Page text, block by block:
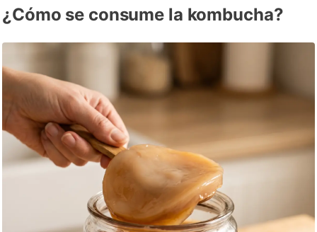
¿Cómo se consume la kombucha?